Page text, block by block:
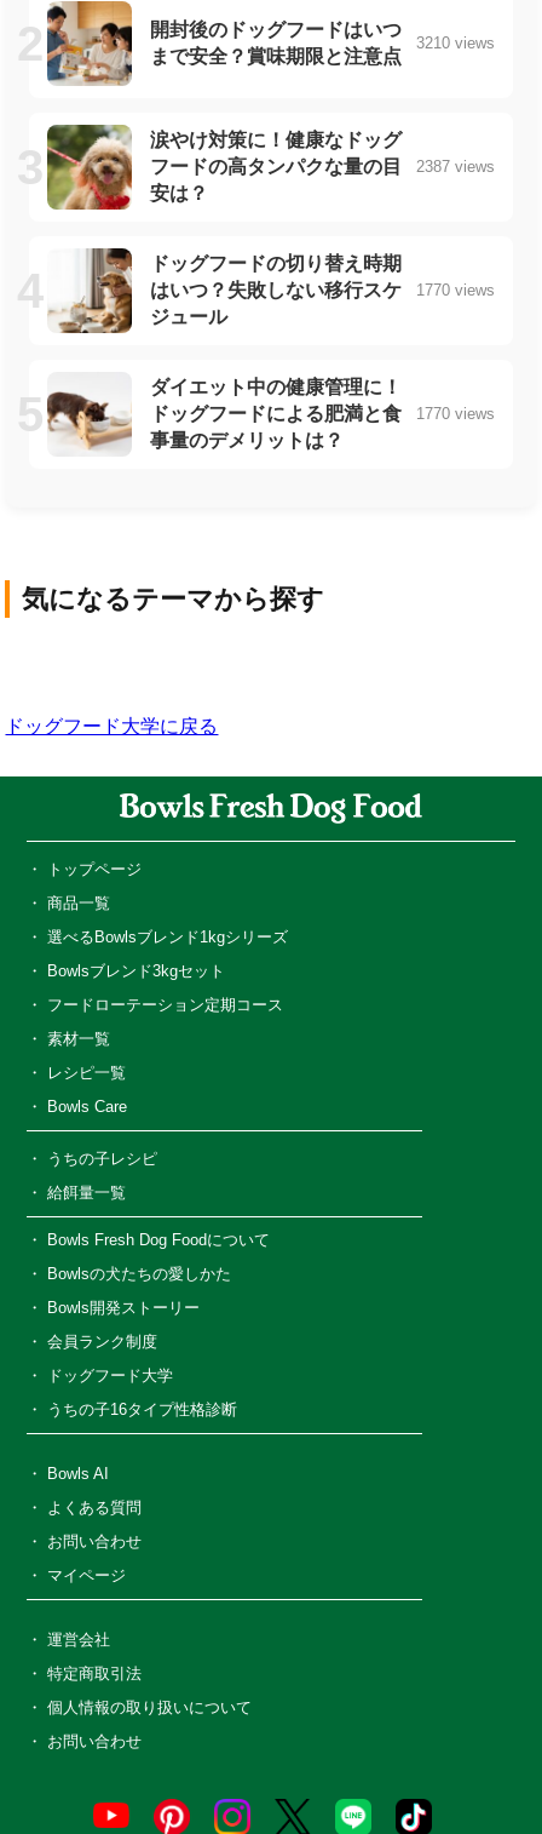
開封後のドッグフードはいつ
まで安全？賞味期限と注意点
3210 views
涙やけ対策に！健康なドッグ
フードの高タンパクな量の目
安は？
2387 views
ドッグフードの切り替え時期
はいつ？失敗しない移行スケ
ジュール
1770 views
ダイエット中の健康管理に！
ドッグフードによる肥満と食
事量のデメリットは？
1770 views
気になるテーマから探す
犬の基礎知識
犬の品種
ドッグフード大学に戻る
トップページ
商品一覧
選べるBowlsブレンド1kgシリーズ
Bowlsブレンド3kgセット
フードローテーション定期コース
素材一覧
レシピ一覧
Bowls Care
うちの子レシピ
給餌量一覧
Bowls Fresh Dog Foodについて
Bowlsの犬たちの愛しかた
Bowls開発ストーリー
会員ランク制度
ドッグフード大学
うちの子16タイプ性格診断
Bowls AI
よくある質問
お問い合わせ
マイページ
運営会社
特定商取引法
個人情報の取り扱いについて
お問い合わせ